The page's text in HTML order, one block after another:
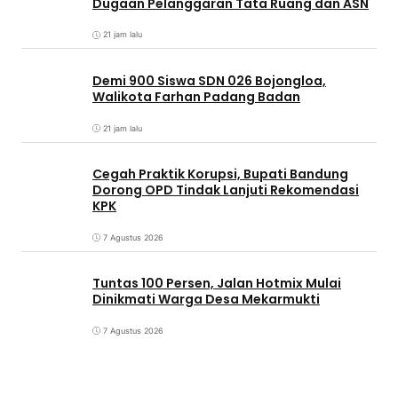
21 jam lalu
Demi 900 Siswa SDN 026 Bojongloa,
Walikota Farhan Padang Badan
21 jam lalu
Cegah Praktik Korupsi, Bupati Bandung
Dorong OPD Tindak Lanjuti Rekomendasi
KPK
7 Agustus 2026
Tuntas 100 Persen, Jalan Hotmix Mulai
Dinikmati Warga Desa Mekarmukti
7 Agustus 2026